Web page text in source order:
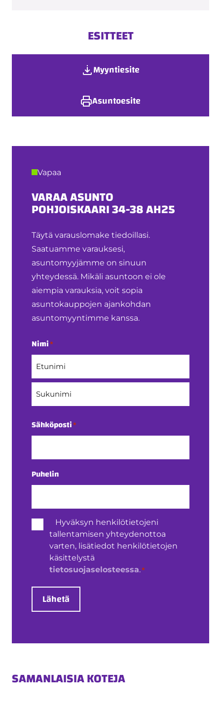
ESITTEET
Myyntiesite
Asuntoesite
Vapaa
VARAA ASUNTO
POHJOISKAARI 34-38 AH25
Täytä varauslomake tiedoillasi.
Saatuamme varauksesi,
asuntomyyjämme on sinuun
yhteydessä. Mikäli asuntoon ei ole
aiempia varauksia, voit sopia
asuntokauppojen ajankohdan
asuntomyyntimme kanssa.
Nimi*
Etunimi
Sähköposti*
Puhelin
Henkilötietojen
käsittely*
Hyväksyn henkilötietojeni
tallentamisen yhteydenottoa
varten, lisätiedot henkilötietojen
käsittelystä
tietosuojaselosteessa.*
Lähetä
SAMANLAISIA KOTEJA